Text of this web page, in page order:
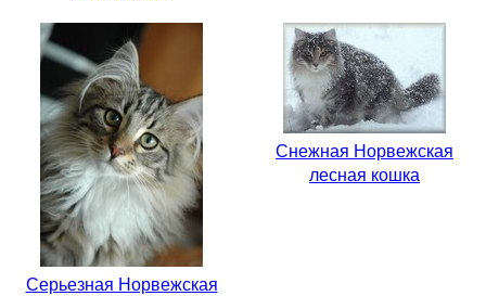
Серьезная Норвежская
Снежная Норвежская
лесная кошка